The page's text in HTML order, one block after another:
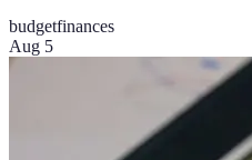
budgetfinances
Aug 5